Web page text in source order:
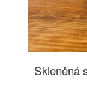
Skleněná